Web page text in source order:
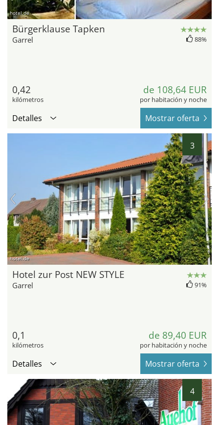
hotel.de
Bürgerklause Tapken
Garrel 88%
0,42
kilómetros
de 108,64 EUR
por habitación y noche
Detalles Mostrar oferta
3
hotel.de
Hotel zur Post NEW STYLE
Garrel 91%
0,1
kilómetros
de 89,40 EUR
por habitación y noche
Detalles Mostrar oferta
4